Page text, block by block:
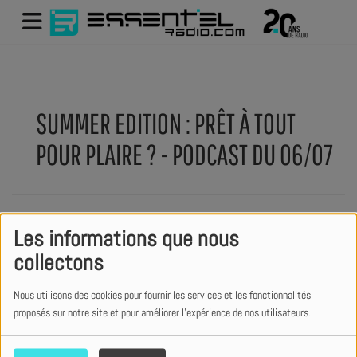
Les informations que nous
collectons
Nous utilisons des cookies pour fournir les services et les fonctionnalités
proposés sur notre site et pour améliorer l'expérience de nos utilisateurs.
SUMMER EDITION : PRÊT À TOUT
POUR PLAIRE ? - PODCAST DU 06/07